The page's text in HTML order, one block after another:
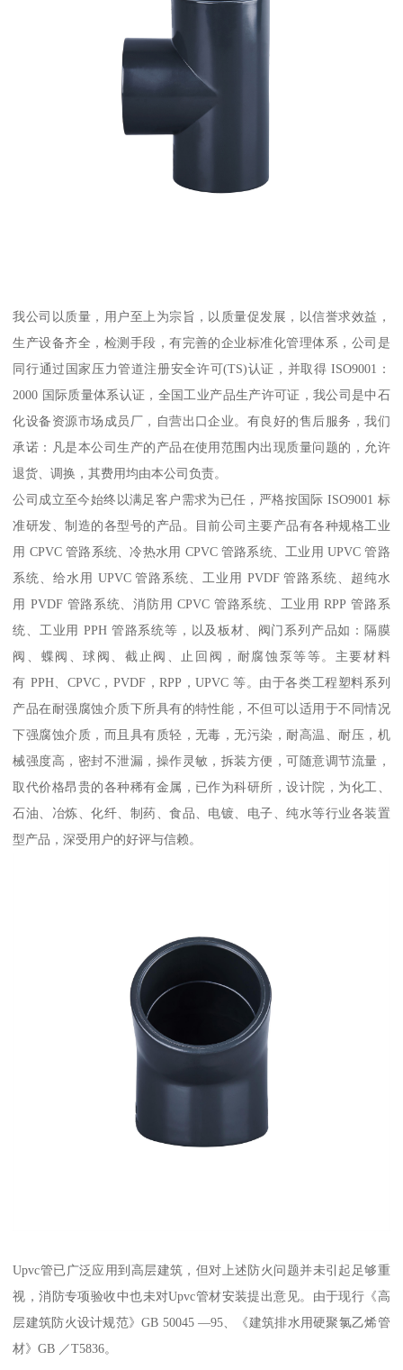
我公司以质量，用户至上为宗旨，以质量促发展，以信誉求效益，
生产设备齐全，检测手段，有完善的企业标准化管理体系，公司是
同行通过国家压力管道注册安全许可(TS)认证，并取得 ISO9001：
2000 国际质量体系认证，全国工业产品生产许可证，我公司是中石
化设备资源市场成员厂，自营出口企业。有良好的售后服务，我们
承诺：凡是本公司生产的产品在使用范围内出现质量问题的，允许
退货、调换，其费用均由本公司负责。
公司成立至今始终以满足客户需求为已任，严格按国际 ISO9001 标
准研发、制造的各型号的产品。目前公司主要产品有各种规格工业
用 CPVC 管路系统、冷热水用 CPVC 管路系统、工业用 UPVC 管路
系统、给水用 UPVC 管路系统、工业用 PVDF 管路系统、超纯水
用 PVDF 管路系统、消防用 CPVC 管路系统、工业用 RPP 管路系
统、工业用 PPH 管路系统等，以及板材、阀门系列产品如：隔膜
阀、蝶阀、球阀、截止阀、止回阀，耐腐蚀泵等等。主要材料
有 PPH、CPVC，PVDF，RPP，UPVC 等。由于各类工程塑料系列
产品在耐强腐蚀介质下所具有的特性能，不但可以适用于不同情况
下强腐蚀介质，而且具有质轻，无毒，无污染，耐高温、耐压，机
械强度高，密封不泄漏，操作灵敏，拆装方便，可随意调节流量，
取代价格昂贵的各种稀有金属，已作为科研所，设计院，为化工、
石油、冶炼、化纤、制药、食品、电镀、电子、纯水等行业各装置
型产品，深受用户的好评与信赖。
Upvc管已广泛应用到高层建筑，但对上述防火问题并未引起足够重
视，消防专项验收中也未对Upvc管材安装提出意见。由于现行《高
层建筑防火设计规范》GB 50045 —95、《建筑排水用硬聚氯乙烯管
材》GB ／T5836。